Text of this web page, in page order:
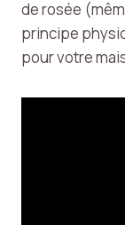
de rosée
principe
pour votre